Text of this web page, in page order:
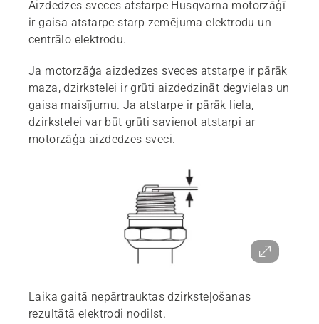
Aizdedzes sveces atstarpe Husqvarna motorzāģī
ir gaisa atstarpe starp zemējuma elektrodu un
centrālo elektrodu.
Ja motorzāģa aizdedzes sveces atstarpe ir pārāk
maza, dzirkstelei ir grūti aizdedzināt degvielas un
gaisa maisījumu. Ja atstarpe ir pārāk liela,
dzirkstelei var būt grūti savienot atstarpi ar
motorzāģa aizdedzes sveci.
Laika gaitā nepārtrauktas dzirksteļošanas
rezultātā elektrodi nodilst.